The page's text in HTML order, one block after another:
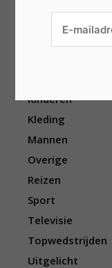
Kinderen
Kleding
Mannen
Overige
Reizen
Sport
Televisie
Topwedstrijden
Uitgelicht